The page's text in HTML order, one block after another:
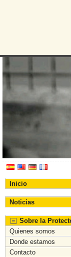
Inicio
Noticias
Sobre la
Quienes somos
Donde estamos
Contacto